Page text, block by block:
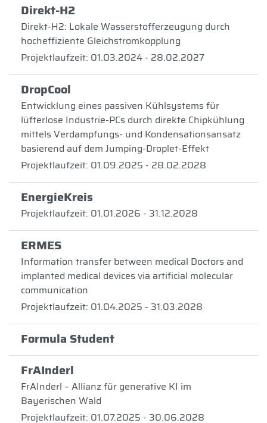
Direkt-H2
Direkt-H2: Lokale Wasserstofferzeugung durch
hocheffiziente Gleichstromkopplung
Projektlaufzeit: 01.03.2024 - 28.02.2027
DropCool
Entwicklung eines passiven Kühlsystems für
lüfterlose Industrie-PCs durch direkte Chipkühlung
mittels Verdampfungs- und Kondensationsansatz
basierend auf dem Jumping-Droplet-Effekt
Projektlaufzeit: 01.09.2025 - 28.02.2028
EnergieKreis
Projektlaufzeit: 01.01.2026 - 31.12.2028
ERMES
Information transfer between medical Doctors and
implanted medical devices via artificial molecular
communication
Projektlaufzeit: 01.04.2025 - 31.03.2028
Formula Student
FrAInderl
FrAInderl – Allianz für generative KI im
Bayerischen Wald
Projektlaufzeit: 01.07.2025 - 30.06.2028